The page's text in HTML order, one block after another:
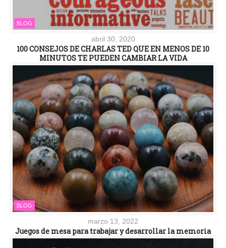
BLOG
abril 30, 2020
100 CONSEJOS DE CHARLAS TED QUE EN MENOS DE 10
MINUTOS TE PUEDEN CAMBIAR LA VIDA
BLOG
marzo 13, 2022
Juegos de mesa para trabajar y desarrollar la memoria